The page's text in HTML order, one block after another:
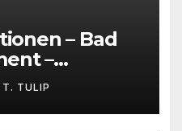
– Bad
–
TULIP